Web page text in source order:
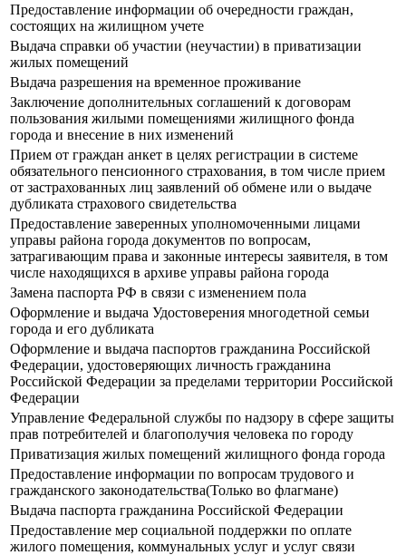
Предоставление информации об очередности граждан,
состоящих на жилищном учете
Выдача справки об участии (неучастии) в приватизации
жилых помещений
Выдача разрешения на временное проживание
Заключение дополнительных соглашений к договорам
пользования жилыми помещениями жилищного фонда
города и внесение в них изменений
Прием от граждан анкет в целях регистрации в системе
обязательного пенсионного страхования, в том числе прием
от застрахованных лиц заявлений об обмене или о выдаче
дубликата страхового свидетельства
Предоставление заверенных уполномоченными лицами
управы района города документов по вопросам,
затрагивающим права и законные интересы заявителя, в том
числе находящихся в архиве управы района города
Замена паспорта РФ в связи с изменением пола
Оформление и выдача Удостоверения многодетной семьи
города и его дубликата
Оформление и выдача паспортов гражданина Российской
Федерации, удостоверяющих личность гражданина
Российской Федерации за пределами территории Российской
Федерации
Управление Федеральной службы по надзору в сфере защиты
прав потребителей и благополучия человека по городу
Приватизация жилых помещений жилищного фонда города
Предоставление информации по вопросам трудового и
гражданского законодательства(Только во флагмане)
Выдача паспорта гражданина Российской Федерации
Предоставление мер социальной поддержки по оплате
жилого помещения, коммунальных услуг и услуг связи